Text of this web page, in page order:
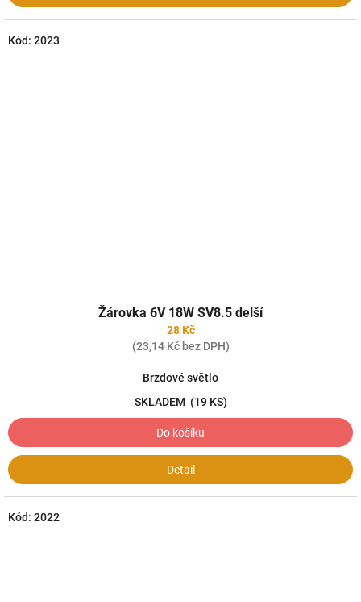
Žárovka 6V 18W SV8.5 delší
28 Kč
(23,14 Kč bez DPH)
Brzdové světlo
SKLADEM (19 KS)
Do košíku
Detail
Kód: 2023
Kód: 2022